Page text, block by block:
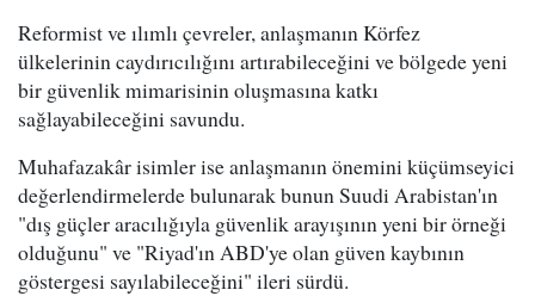
Reformist ve ılımlı çevreler, anlaşmanın Körfez
ülkelerinin caydırıcılığını artırabileceğini ve bölgede yeni
bir güvenlik mimarisinin oluşmasına katkı
sağlayabileceğini savundu.
Muhafazakâr isimler ise anlaşmanın önemini küçümseyici
değerlendirmelerde bulunarak bunun Suudi Arabistan'ın
"dış güçler aracılığıyla güvenlik arayışının yeni bir örneği
olduğunu" ve "Riyad'ın ABD'ye olan güven kaybının
göstergesi sayılabileceğini" ileri sürdü.